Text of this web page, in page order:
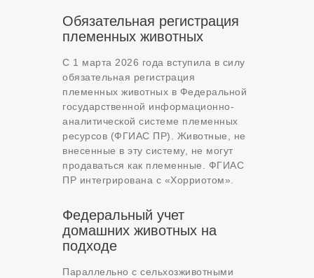
Обязательная регистрация
племенных животных
С 1 марта 2026 года вступила в силу
обязательная регистрация
племенных животных в Федеральной
государственной информационно-
аналитической системе племенных
ресурсов (ФГИАС ПР). Животные, не
внесенные в эту систему, не могут
продаваться как племенные. ФГИАС
ПР интегрирована с «Хорриотом»
Федеральный учет
домашних животных на
подходе
Параллельно с сельхозживотными